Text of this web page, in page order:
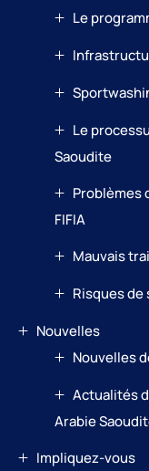
Le
Le
Saoudite
Problèmes
FIFIA
Mauvais
Risques
Nouvelles
Nouvelles
Actualités
Arabie
Impliquez-vous